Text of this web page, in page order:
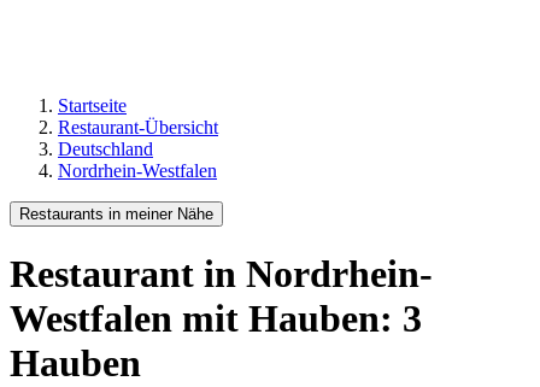
Startseite
Restaurant-Übersicht
Deutschland
Nordrhein-Westfalen
Restaurants in meiner Nähe
Restaurant in Nordrhein-
Westfalen mit Hauben: 3
Hauben